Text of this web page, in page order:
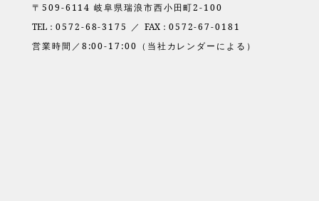
〒509-6114 岐阜県瑞浪市西小田町2-100
TEL： 0572-68-3175 ／ FAX： 0572-67-0181
営業時間／8:00-17:00（当社カレンダーによる）